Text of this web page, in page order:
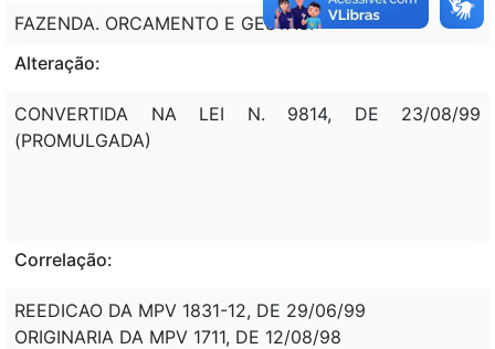
FAZENDA. ORCAMENTO E GESTAO.
Alteração:
CONVERTIDA NA LEI N. 9814, DE 23/08/99
(PROMULGADA)
Correlação:
REEDICAO DA MPV 1831-12, DE 29/06/99
ORIGINARIA DA MPV 1711, DE 12/08/98